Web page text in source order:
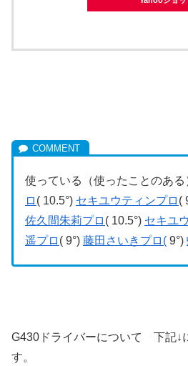
使っている（使ったことのある
ロ ( 10.5°) セキユウティンプロ (
佐久間朱莉プロ ( 10.5°) セキユ
遥プロ ( 9°) 藤田さいきプロ( 9°)
G430ドライバーについて 下記↓
す。